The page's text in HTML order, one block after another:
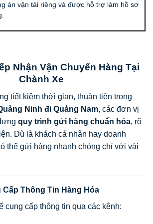
án vận tải riêng và được hỗ trợ làm hồ sơ
Nhận Vận Chuyển Hàng Tại
Chành Xe
tiết kiệm thời gian, thuận tiện trong
Ninh đi Quảng Nam, các đơn vị
quy trình gửi hàng chuẩn hóa, rõ
Dù là khách cá nhân hay doanh
thể gửi hàng nhanh chóng chỉ với vài
Cấp Thông Tin Hàng Hóa
cung cấp thông tin qua các kênh: